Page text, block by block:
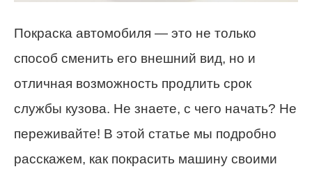
Покраска автомобиля — это не только
способ сменить его внешний вид, но и
отличная возможность продлить срок
службы кузова. Не знаете, с чего начать? Не
переживайте! В этой статье мы подробно
расскажем, как покрасить машину своими